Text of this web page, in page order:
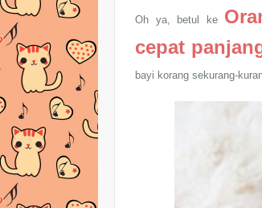
Oh ya, betul ke
cepat
bayi korang sekurang-